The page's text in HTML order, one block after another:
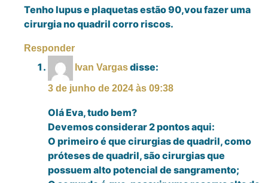
Tenho lupus e plaquetas estão 90,vou fazer uma
cirurgia no quadril corro riscos.
Responder
Ivan Vargasdisse:
3 de junho de 2024 às 09:38
Olá Eva, tudo bem?
Devemos considerar 2 pontos aqui:
O primeiro é que cirurgias de quadril, como
próteses de quadril, são cirurgias que
possuem alto potencial de sangramento;